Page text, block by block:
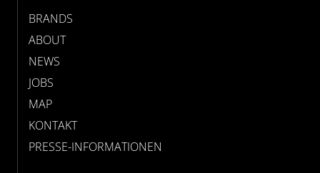
BRANDS
ABOUT
NEWS
JOBS
MAP
KONTAKT
PRESSE-INFORMATIONEN